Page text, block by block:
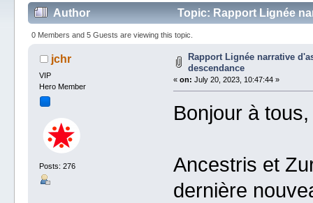
Author Topic: Rapport Lignée
0 Members and 5 Guests are viewing this topic.
jchr
VIP
Hero Member
Posts: 276
Rapport Lignée narrative
descendance
« on: July 20, 2023, 10:47:44 »
Bonjour à tous,
Ancestris et
dernière